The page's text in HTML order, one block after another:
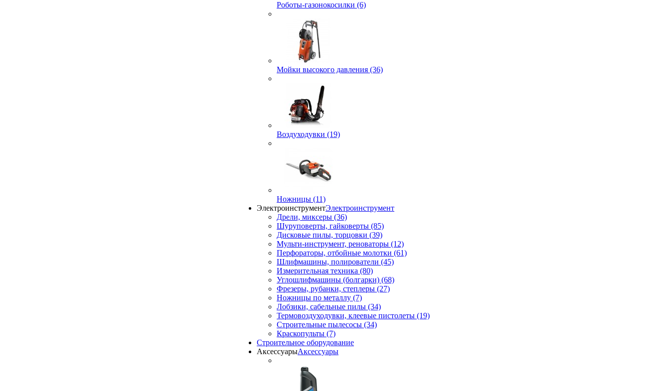
Роботы-газонокосилки (6)
Мойки высокого давления (36)
Воздуходувки (19)
Ножницы (11)
ЭлектроинструментЭлектроинструмент
Дрели, миксеры (36)
Шуруповерты, гайковерты (85)
Дисковые пилы, торцовки (39)
Мульти-инструмент, реноваторы (12)
Перфораторы, отбойные молотки (61)
Шлифмашины, полирователи (45)
Измерительная техника (80)
Углошлифмашины (болгарки) (68)
Фрезеры, рубанки, степлеры (27)
Ножницы по металлу (7)
Лобзики, сабельные пилы (34)
Термовоздуходувки, клеевые пистолеты (19)
Строительные пылесосы (34)
Краскопульты (7)
Строительное оборудование
АксессуарыАксессуары